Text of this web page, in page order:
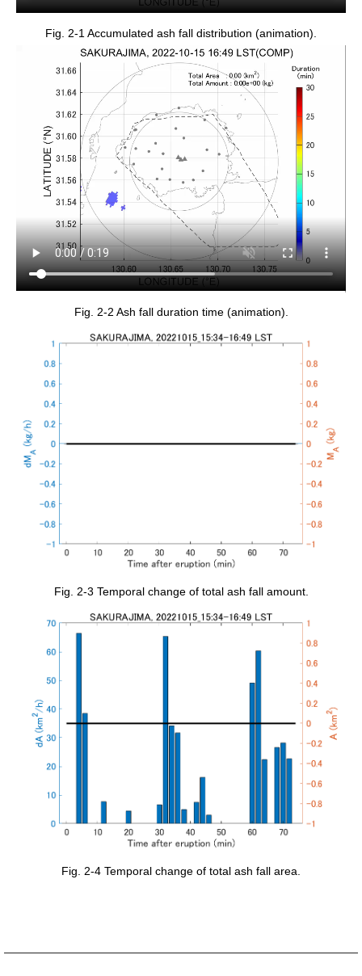
Fig. 2-1 Accumulated ash fall distribution (animation).
Fig. 2-2 Ash fall duration time (animation).
Fig. 2-3 Temporal change of total ash fall amount.
Fig. 2-4 Temporal change of total ash fall area.